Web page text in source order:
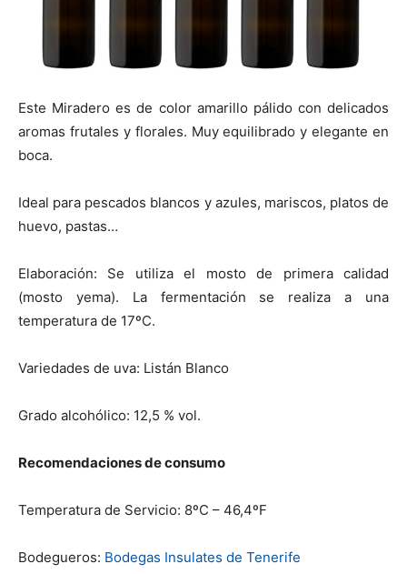
Este Miradero es de color amarillo pálido con delicados
aromas frutales y florales. Muy equilibrado y elegante en
boca.
Ideal para pescados blancos y azules, mariscos, platos de
huevo, pastas…
Elaboración: Se utiliza el mosto de primera calidad
(mosto yema). La fermentación se realiza a una
temperatura de 17ºC.
Variedades de uva: Listán Blanco
Grado alcohólico: 12,5 % vol.
Recomendaciones de consumo
Temperatura de Servicio: 8ºC – 46,4ºF
Bodegueros: Bodegas Insulates de Tenerife